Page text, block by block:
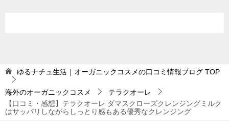
ゆるナチュ生活｜オーガニックコスメの口コミ情報ブログ TOP
海外のオーガニックコスメ
テラクオーレ
【口コミ・感想】テラクオーレ ダマスクローズクレンジングミルク
はサッパリしながらしっとり感もある優秀なクレンジング